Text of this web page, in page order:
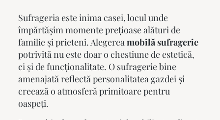
Sufrageria este inima casei, locul unde
împărtășim momente prețioase alături de
familie și prieteni. Alegereamobilă sufragerie
potrivită nu este doar o chestiune de estetică,
ci și de funcționalitate. O sufragerie bine
amenajată reflectă personalitatea gazdei și
creează o atmosferă primitoare pentru
oaspeți.